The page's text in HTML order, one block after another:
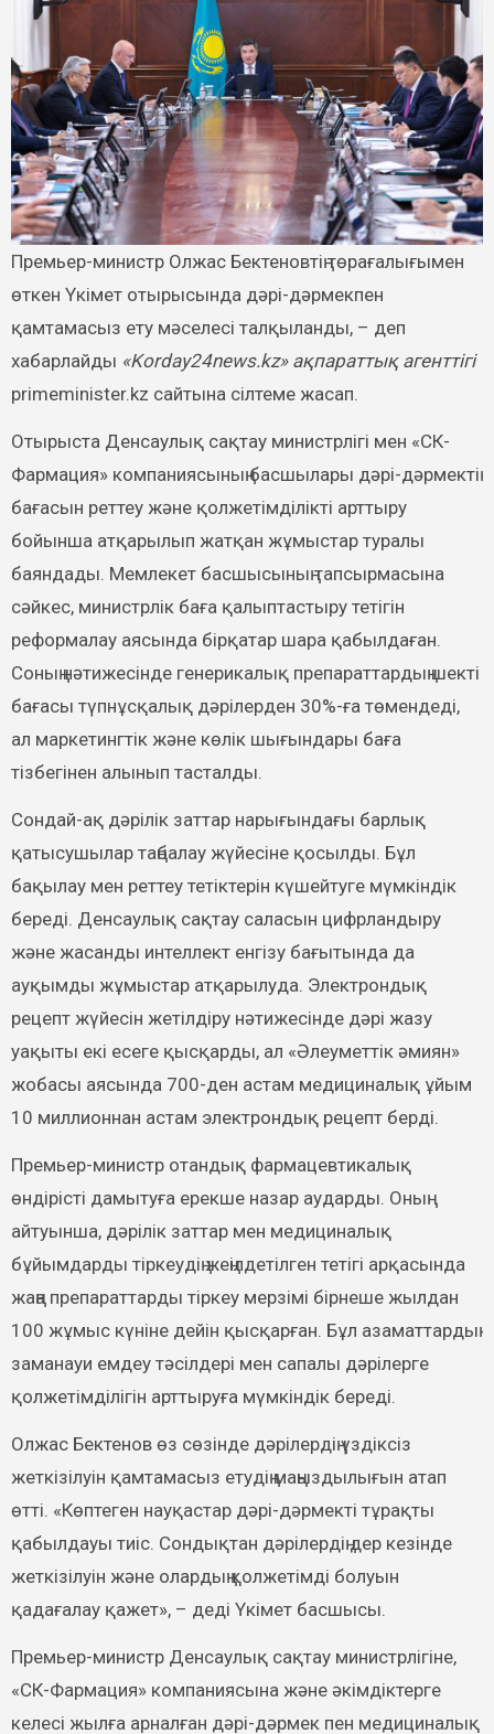
Премьер-министр Олжас Бектеновтің төрағалығымен
өткен Үкімет отырысында дәрі-дәрмекпен
қамтамасыз ету мәселесі талқыланды, – деп
хабарлайды «Korday24news.kz» ақпараттық агенттігі
primeminister.kz сайтына сілтеме жасап.
Отырыста Денсаулық сақтау министрлігі мен «СК-
Фармация» компаниясының басшылары дәрі-дәрмектің
бағасын реттеу және қолжетімділікті арттыру
бойынша атқарылып жатқан жұмыстар туралы
баяндады. Мемлекет басшысының тапсырмасына
сәйкес, министрлік баға қалыптастыру тетігін
реформалау аясында бірқатар шара қабылдаған.
Соның нәтижесінде генерикалық препараттардың шекті
бағасы түпнұсқалық дәрілерден 30%-ға төмендеді,
ал маркетингтік және көлік шығындары баға
тізбегінен алынып тасталды.
Сондай-ақ дәрілік заттар нарығындағы барлық
қатысушылар таңбалау жүйесіне қосылды. Бұл
бақылау мен реттеу тетіктерін күшейтуге мүмкіндік
береді. Денсаулық сақтау саласын цифрландыру
және жасанды интеллект енгізу бағытында да
ауқымды жұмыстар атқарылуда. Электрондық
рецепт жүйесін жетілдіру нәтижесінде дәрі жазу
уақыты екі есеге қысқарды, ал «Әлеуметтік әмиян»
жобасы аясында 700-ден астам медициналық ұйым
10 миллионнан астам электрондық рецепт берді.
Премьер-министр отандық фармацевтикалық
өндірісті дамытуға ерекше назар аударды. Оның
айтуынша, дәрілік заттар мен медициналық
бұйымдарды тіркеудің жеңілдетілген тетігі арқасында
жаңа препараттарды тіркеу мерзімі бірнеше жылдан
100 жұмыс күніне дейін қысқарған. Бұл азаматтардың
заманауи емдеу тәсілдері мен сапалы дәрілерге
қолжетімділігін арттыруға мүмкіндік береді.
Олжас Бектенов өз сөзінде дәрілердің үздіксіз
жеткізілуін қамтамасыз етудің маңыздылығын атап
өтті. «Көптеген науқастар дәрі-дәрмекті тұрақты
қабылдауы тиіс. Сондықтан дәрілердің дер кезінде
жеткізілуін және олардың қолжетімді болуын
қадағалау қажет», – деді Үкімет басшысы.
Премьер-министр Денсаулық сақтау министрлігіне,
«СК-Фармация» компаниясына және әкімдіктерге
келесі жылға арналған дәрі-дәрмек пен медициналық